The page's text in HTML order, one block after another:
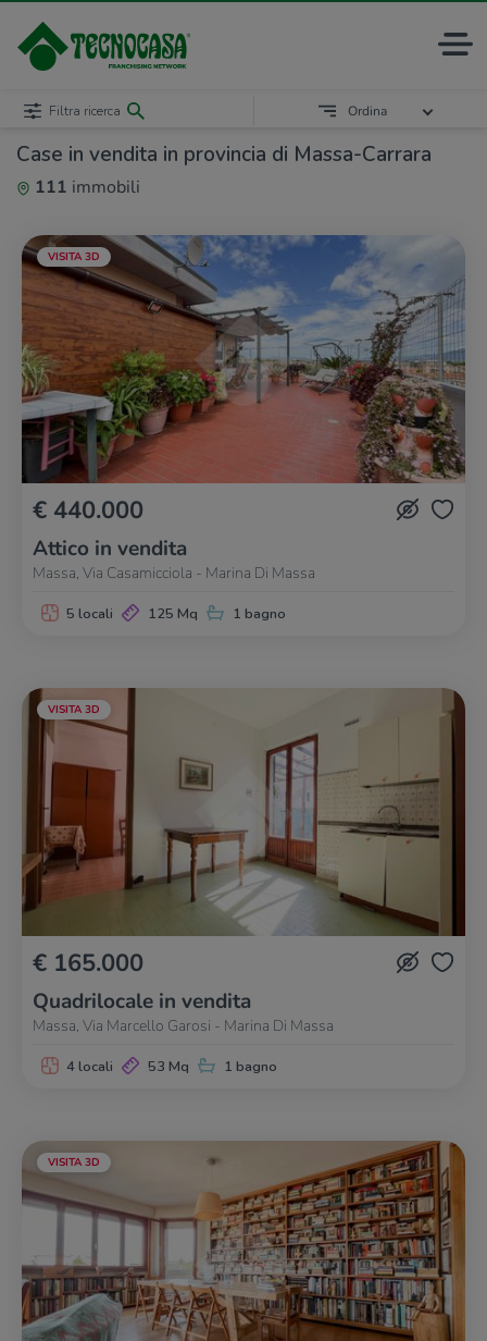
Case in vendita in provincia di Massa-Carrara
111 immobili
Filtra ricerca Ordina
VISITA 3D
€ 440.000
Attico in vendita
Massa, Via Casamicciola - Marina Di Massa
5 locali 125 Mq 1 bagno
VISITA 3D
€ 165.000
Quadrilocale in vendita
Massa, Via Marcello Garosi - Marina Di Massa
4 locali 53 Mq 1 bagno
VISITA 3D